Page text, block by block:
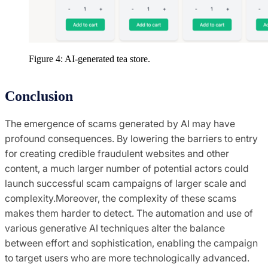
Figure 4: AI-generated tea store.
Conclusion
The emergence of scams generated by AI may have
profound consequences. By lowering the barriers to entry
for creating credible fraudulent websites and other
content, a much larger number of potential actors could
launch successful scam campaigns of larger scale and
complexity.Moreover, the complexity of these scams
makes them harder to detect. The automation and use of
various generative AI techniques alter the balance
between effort and sophistication, enabling the campaign
to target users who are more technologically advanced.